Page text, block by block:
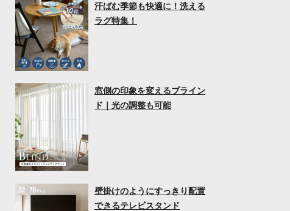
汗ばむ季節も快適に！洗える
ラグ特集！
窓側の印象を変えるブライン
ド｜光の調整も可能
壁掛けのようにすっきり配置
できるテレビスタンド